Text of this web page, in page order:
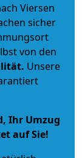
Viersen
sicher
von den
. Unsere
Ihr Umzug
auf Sie!